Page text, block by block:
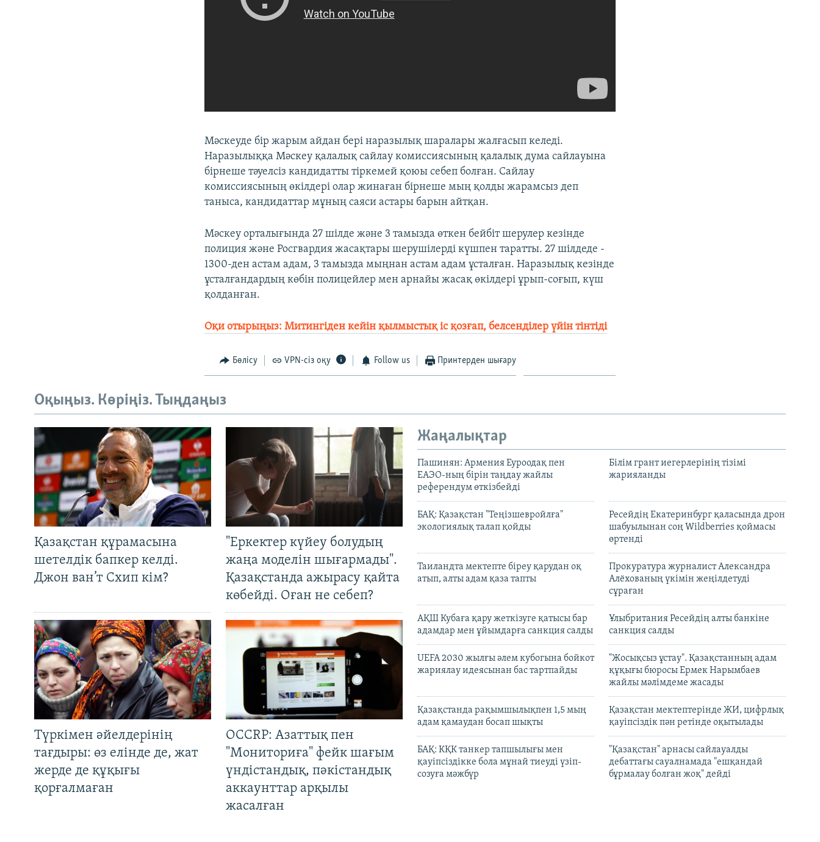
Мәскеуде бір жарым айдан бері наразылық шаралары жалғасып келеді.
Наразылыққа Мәскеу қалалық сайлау комиссиясының қалалық дума сайлауына
бірнеше тәуелсіз кандидатты тіркемей қоюы себеп болған. Сайлау
комиссиясының өкілдері олар жинаған бірнеше мың қолды жарамсыз деп
таныса, кандидаттар мұның саяси астары барын айтқан.
Мәскеу орталығында 27 шілде және 3 тамызда өткен бейбіт шерулер кезінде
полиция және Росгвардия жасақтары шерушілерді күшпен таратты. 27 шілдеде -
1300-ден астам адам, 3 тамызда мыңнан астам адам ұсталған. Наразылық кезінде
ұсталғандардың көбін полицейлер мен арнайы жасақ өкілдері ұрып-соғып, күш
қолданған.
Оқи отырыңыз: Митингіден кейін қылмыстық іс қозғап, белсенділер үйін тінтіді
Бөлісу VPN-сіз оқу Follow us Принтерден шығару
Оқыңыз. Көріңіз. Тыңдаңыз
Қазақстан құрамасына
шетелдік бапкер келді.
Джон ван’т Схип кім?
"Еркектер күйеу болудың
жаңа моделін шығармады".
Қазақстанда ажырасу қайта
көбейді. Оған не себеп?
Түркімен әйелдерінің
тағдыры: өз елінде де, жат
жерде де құқығы
қорғалмаған
OCCRP: Азаттық пен
"Мониториға" фейк шағым
үндістандық, пәкістандық
аккаунттар арқылы
жасалған
Жаңалықтар
Пашинян: Армения Еуроодақ пен
ЕАЭО-ның бірін таңдау жайлы
референдум өткізбейді
Білім грант иегерлерінің тізімі
жарияланды
БАҚ: Қазақстан "Теңізшевройлға"
экологиялық талап қойды
Ресейдің Екатеринбург қаласында дрон
шабуылынан соң Wildberries қоймасы
өртенді
Таиландта мектепте біреу қарудан оқ
атып, алты адам қаза тапты
Прокуратура журналист Александра
Алёхованың үкімін жеңілдетуді
сұраған
АҚШ Кубаға қару жеткізуге қатысы бар
адамдар мен ұйымдарға санкция салды
Ұлыбритания Ресейдің алты банкіне
санкция салды
UEFA 2030 жылғы әлем кубогына бойкот
жариялау идеясынан бас тартпайды
"Жосықсыз ұстау". Қазақстанның адам
құқығы бюросы Ермек Нарымбаев
жайлы мәлімдеме жасады
Қазақстанда рақымшылықпен 1,5 мың
адам қамаудан босап шықты
Қазақстан мектептерінде ЖИ, цифрлық
қауіпсіздік пән ретінде оқытылады
БАҚ: КҚК танкер тапшылығы мен
қауіпсіздікке бола мұнай тиеуді үзіп-
созуға мәжбүр
"Қазақстан" арнасы сайлауалды
дебаттағы сауалнамада "ешқандай
бұрмалау болған жоқ" дейді